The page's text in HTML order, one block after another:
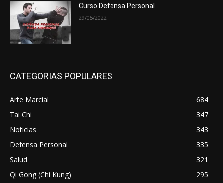
Curso Defensa Personal
29/05/2022
CATEGORIAS POPULARES
Arte Marcial
684
Tai Chi
347
Noticias
343
Defensa Personal
335
Salud
321
Qi Gong (Chi Kung)
295